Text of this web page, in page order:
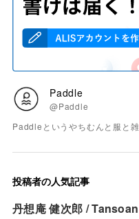
Paddle
@Paddle
Paddleというやちむんと服と
投稿者の人気記事
丹想庵 健次郎 /